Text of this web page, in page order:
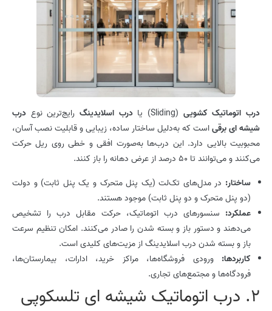
درب اتوماتیک کشویی (Sliding) یا درب اسلایدینگ رایج‌ترین نوع درب
شیشه ای برقیاست که به‌دلیل ساختار ساده، زیبایی و قابلیت نصب آسان،
محبوبیت بالایی دارد. این درب‌ها به‌صورت افقی و خطی روی ریل حرکت
می‌کنند و می‌توانند تا 50 درصد از عرض دهانه را باز کنند.
ساختار: در مدل‌های تک‌لت (یک پنل متحرک و یک پنل ثابت) و دولت
(دو پنل متحرک و دو پنل ثابت) موجود هستند.
عملکرد: سنسورهای درب اتوماتیک، حرکت مقابل درب را تشخیص
می‌دهند و دستور باز و بسته شدن را صادر می‌کنند. امکان تنظیم سرعت
باز و بسته شدن درب اسلایدینگ از مزیت‌های کلیدی است.
کاربردها: ورودی فروشگاه‌ها، مراکز خرید، ادارات، بیمارستان‌ها،
فرودگاه‌ها و مجتمع‌های تجاری.
2. درب اتوماتیک شیشه ای تلسکوپی